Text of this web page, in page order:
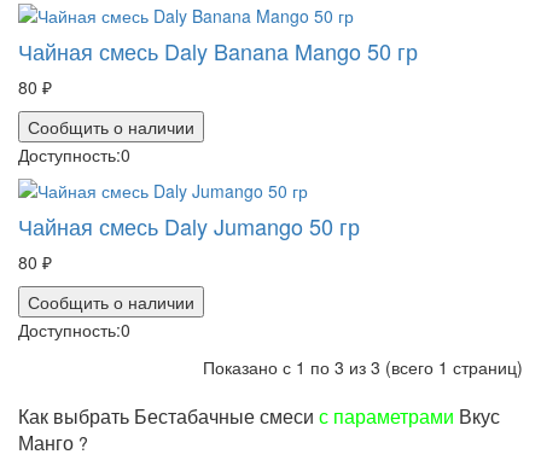
Чайная смесь Daly Banana Mango 50 гр
80 ₽
Сообщить о наличии
Доступность:0
Чайная смесь Daly Jumango 50 гр
80 ₽
Сообщить о наличии
Доступность:0
Показано с 1 по 3 из 3 (всего 1 страниц)
Как выбрать Бестабачные смеси с параметрами Вкус
Манго ?